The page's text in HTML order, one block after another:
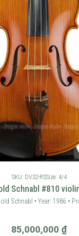
SKU: DV32-RSSize: 4/4
Schnabl #810
Schnabl • Year: 1986 •
85,000,000 ₫